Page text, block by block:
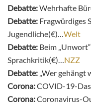
Debatte:Wehrhafte
Debatte: Fragwürdiges
Jugendliche(€)… Welt
Debatte: Beim
Sprachkritik(€)… NZZ
Debatte: „Wer gehängt
Corona:COVID-19-
Corona:Coronavirus-